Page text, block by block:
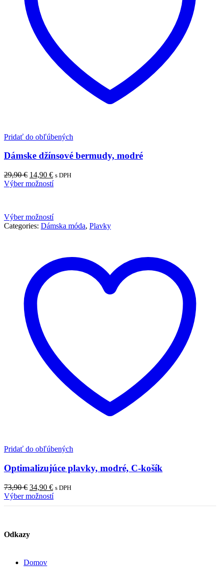
Pridať do obľúbených
Dámske džínsové bermudy, modré
29,90€ Pôvodná
cena
14,90 €Aktuálna
cena
s DPH
Výber možností
Výber možností
Categories: Dámska móda, Plavky
Pridať do obľúbených
Optimalizujúce plavky, modré, C-košík
73,90€ Pôvodná
cena
bola:
34,90 €Aktuálna
cena
je:
s DPH
Výber možností
Odkazy
Domov